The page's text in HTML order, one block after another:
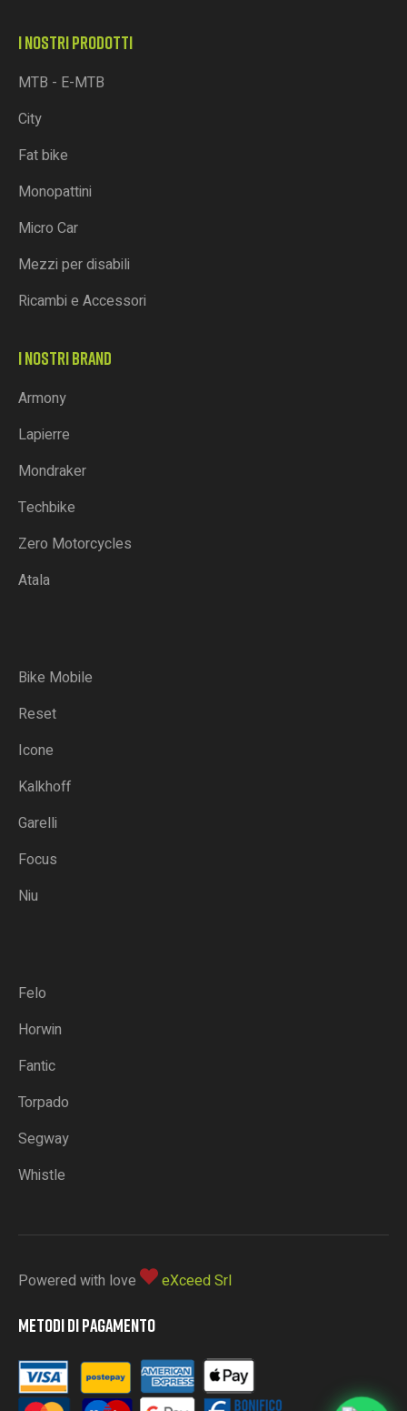
I NOSTRI PRODOTTI
MTB - E-MTB
City
Fat bike
Monopattini
Micro Car
Mezzi per disabili
Ricambi e Accessori
I NOSTRI BRAND
Armony
Lapierre
Mondraker
Techbike
Zero Motorcycles
Atala
Bike Mobile
Reset
Icone
Kalkhoff
Garelli
Focus
Niu
Felo
Horwin
Fantic
Torpado
Segway
Whistle
Powered with love
eXceed Srl
METODI DI PAGAMENTO